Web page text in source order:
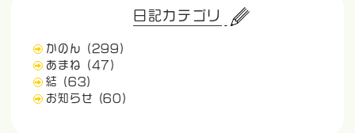
日記カテゴリ
かのん
(299)
あまね
(47)
結
(63)
お知らせ
(60)